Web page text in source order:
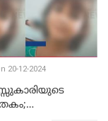
20-12-2024